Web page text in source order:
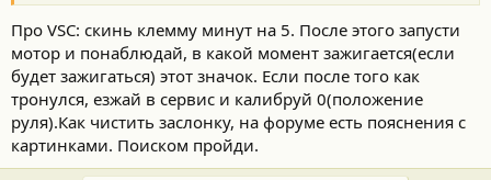
Про VSC: скинь клемму минут на 5. После этого запусти
мотор и понаблюдай, в какой момент зажигается(если
будет зажигаться) этот значок. Если после того как
тронулся, езжай в сервис и калибруй 0(положение
руля).Как чистить заслонку, на форуме есть пояснения с
картинками. Поиском пройди.